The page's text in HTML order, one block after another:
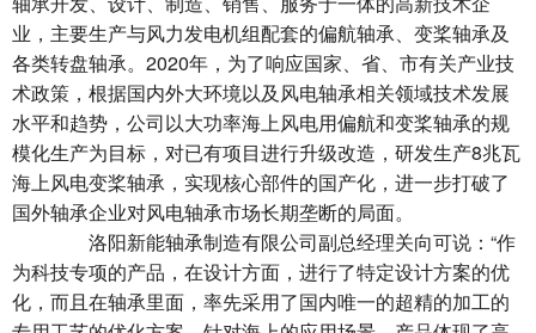
业，主要生产与风力发电机组配套的偏航轴承、变桨轴承及
各类转盘轴承。2020年，为了响应国家、省、市有关产业技
术政策，根据国内外大环境以及风电轴承相关领域技术发展
水平和趋势，公司以大功率海上风电用偏航和变桨轴承的规
模化生产为目标，对已有项目进行升级改造，研发生产8兆瓦
海上风电变桨轴承，实现核心部件的国产化，进一步打破了
国外轴承企业对风电轴承市场长期垄断的局面。
洛阳新能轴承制造有限公司副总经理关向可说：“作
为科技专项的产品，在设计方面，进行了特定设计方案的优
化，而且在轴承里面，率先采用了国内唯一的超精的加工的